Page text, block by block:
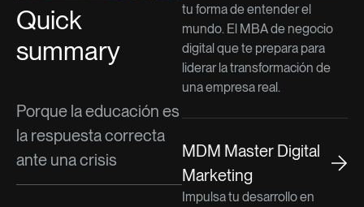
Quick
summary
Porque la educación es
la respuesta correcta
ante una crisis
tu forma de entender el
mundo. El MBA de negocio
digital que te prepara para
liderar la transformación de
una empresa real.
MDM Master Digital
Marketing
Impulsa tu desarrollo en